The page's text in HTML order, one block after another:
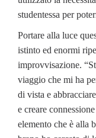
studentessa per
Portare alla luce
istinto ed enormi
improvvisazione.
viaggio che mi ha
di vista e
e creare
elemento che è alla